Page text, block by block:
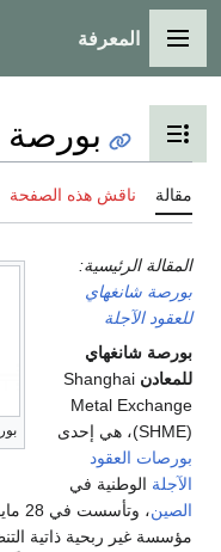
القائمة الرئيسية
المعرفة
تبديل عرض جدول
بورصة
مقالة ناقش هذه الصفحة
المقالة الرئيسية:
بورصة شانغهاي
للعقود الآجلة
بورصة شانغهاي
للمعادن Shanghai
Metal Exchange
(SHME)، هي إحدى
بورصات العقود
الآجلة الوطنية في
الصين
مؤسسة غير ربحية ذاتية